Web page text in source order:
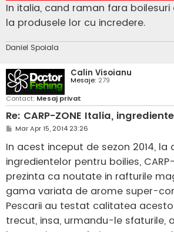
In italia, cand raman fara boilesuri
la produsele lor cu incredere.
Daniel Spoiala
Calin Visoianu
Mesaje: 279
Contact: Mesaj privat
Re: CARP-ZONE Italia,
M
s
a
j
Mar Apr 15, 2014 23:26
In acest inceput de sezon 2014,
ingredientelor pentru boilies,
prezinta ca noutate in rafturile
gama variata de arome super-
Pescarii au testat calitatea
trecut, insa, urmandu-le sfaturile,